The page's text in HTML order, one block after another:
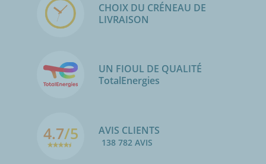
CHOIX DU CRÉNEAU DE
LIVRAISON
UN FIOUL DE QUALITÉ
TotalEnergies
4.7/5 AVIS CLIENTS
138 782 AVIS